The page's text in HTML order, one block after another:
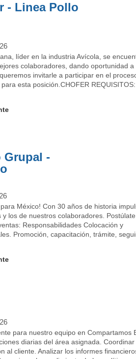
- Linea Pollo
líder en la industria Avícola, se
colaboradores, dando oportunidad a
invitarle a participar en el
esta posición.CHOFER REQUISITOS:
Grupal -
México! Con 30 años de historia
los de nuestros colaboradores.
Responsabilidades Colocación y
Promoción, capacitación, trámite,
para nuestro equipo en Compartamos
diarias del área asignada. Coordinar
al cliente. Analizar los informes